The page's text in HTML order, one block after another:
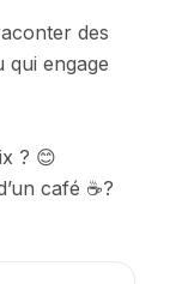
des
qui engage
? 😊
café ☕️?